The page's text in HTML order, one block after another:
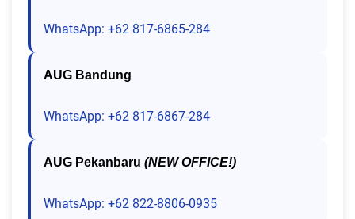
WhatsApp: +62 817-6865-284
AUG Bandung
WhatsApp: +62 817-6867-284
AUG Pekanbaru (NEW OFFICE!)
WhatsApp: +62 822-8806-0935